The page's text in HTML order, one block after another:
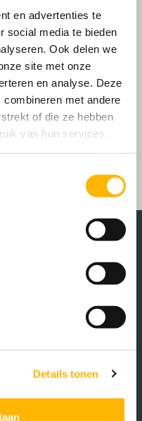
en advertenties te
social media te bieden
Ook delen we
site met onze
en analyse. Deze
met andere
of die ze hebben
van hun services.
Details tonen